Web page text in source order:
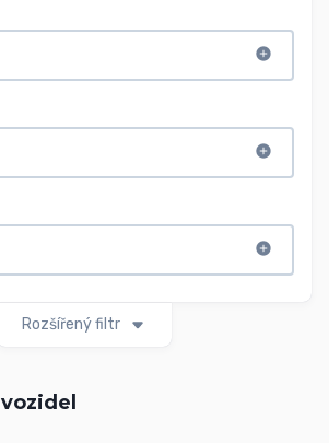
Rozšířený filtr
vozidel